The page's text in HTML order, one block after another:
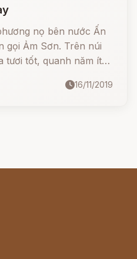
nọ bên nước Ấn
gọi Ảm Sơn. Trên núi
tươi tốt, quanh năm ít
tu hành.
16/11/2019